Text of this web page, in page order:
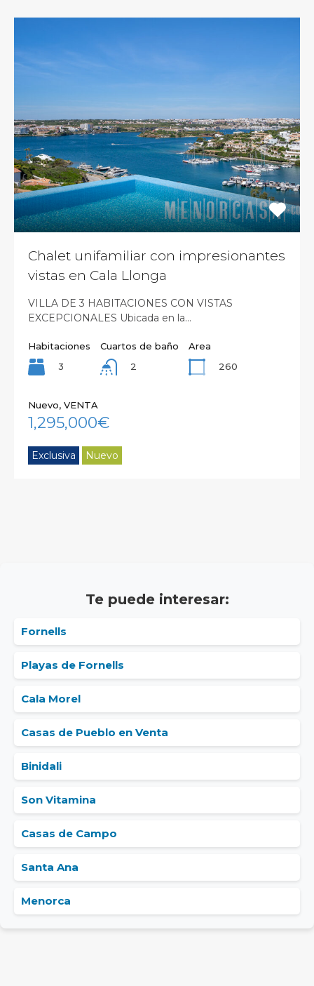
Chalet unifamiliar con impresionantes
vistas en Cala Llonga
VILLA DE 3 HABITACIONES CON VISTAS
EXCEPCIONALES Ubicada en la…
Habitaciones
3
Cuartos de baño
2
Area
260
Nuevo, VENTA
1,295,000€
Exclusiva Nuevo
Te puede interesar:
Fornells
Playas de Fornells
Cala Morel
Casas de Pueblo en Venta
Binidali
Son Vitamina
Casas de Campo
Santa Ana
Menorca